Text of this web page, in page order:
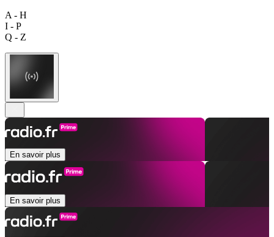
A - H
I - P
Q - Z
En savoir plus
En savoir plus